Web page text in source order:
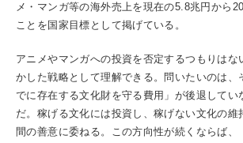
メ・マンガ等の海外売上を現在の5.8兆円から
ことを国家目標として掲げている。
アニメやマンガへの投資を否定するつもりはな
かした戦略として理解できる。問いたいのは、
でに存在する文化財を守る費用」が後退してい
だ。稼げる文化には投資し、稼げない文化の維
間の善意に委ねる。この方向性が続くならば、